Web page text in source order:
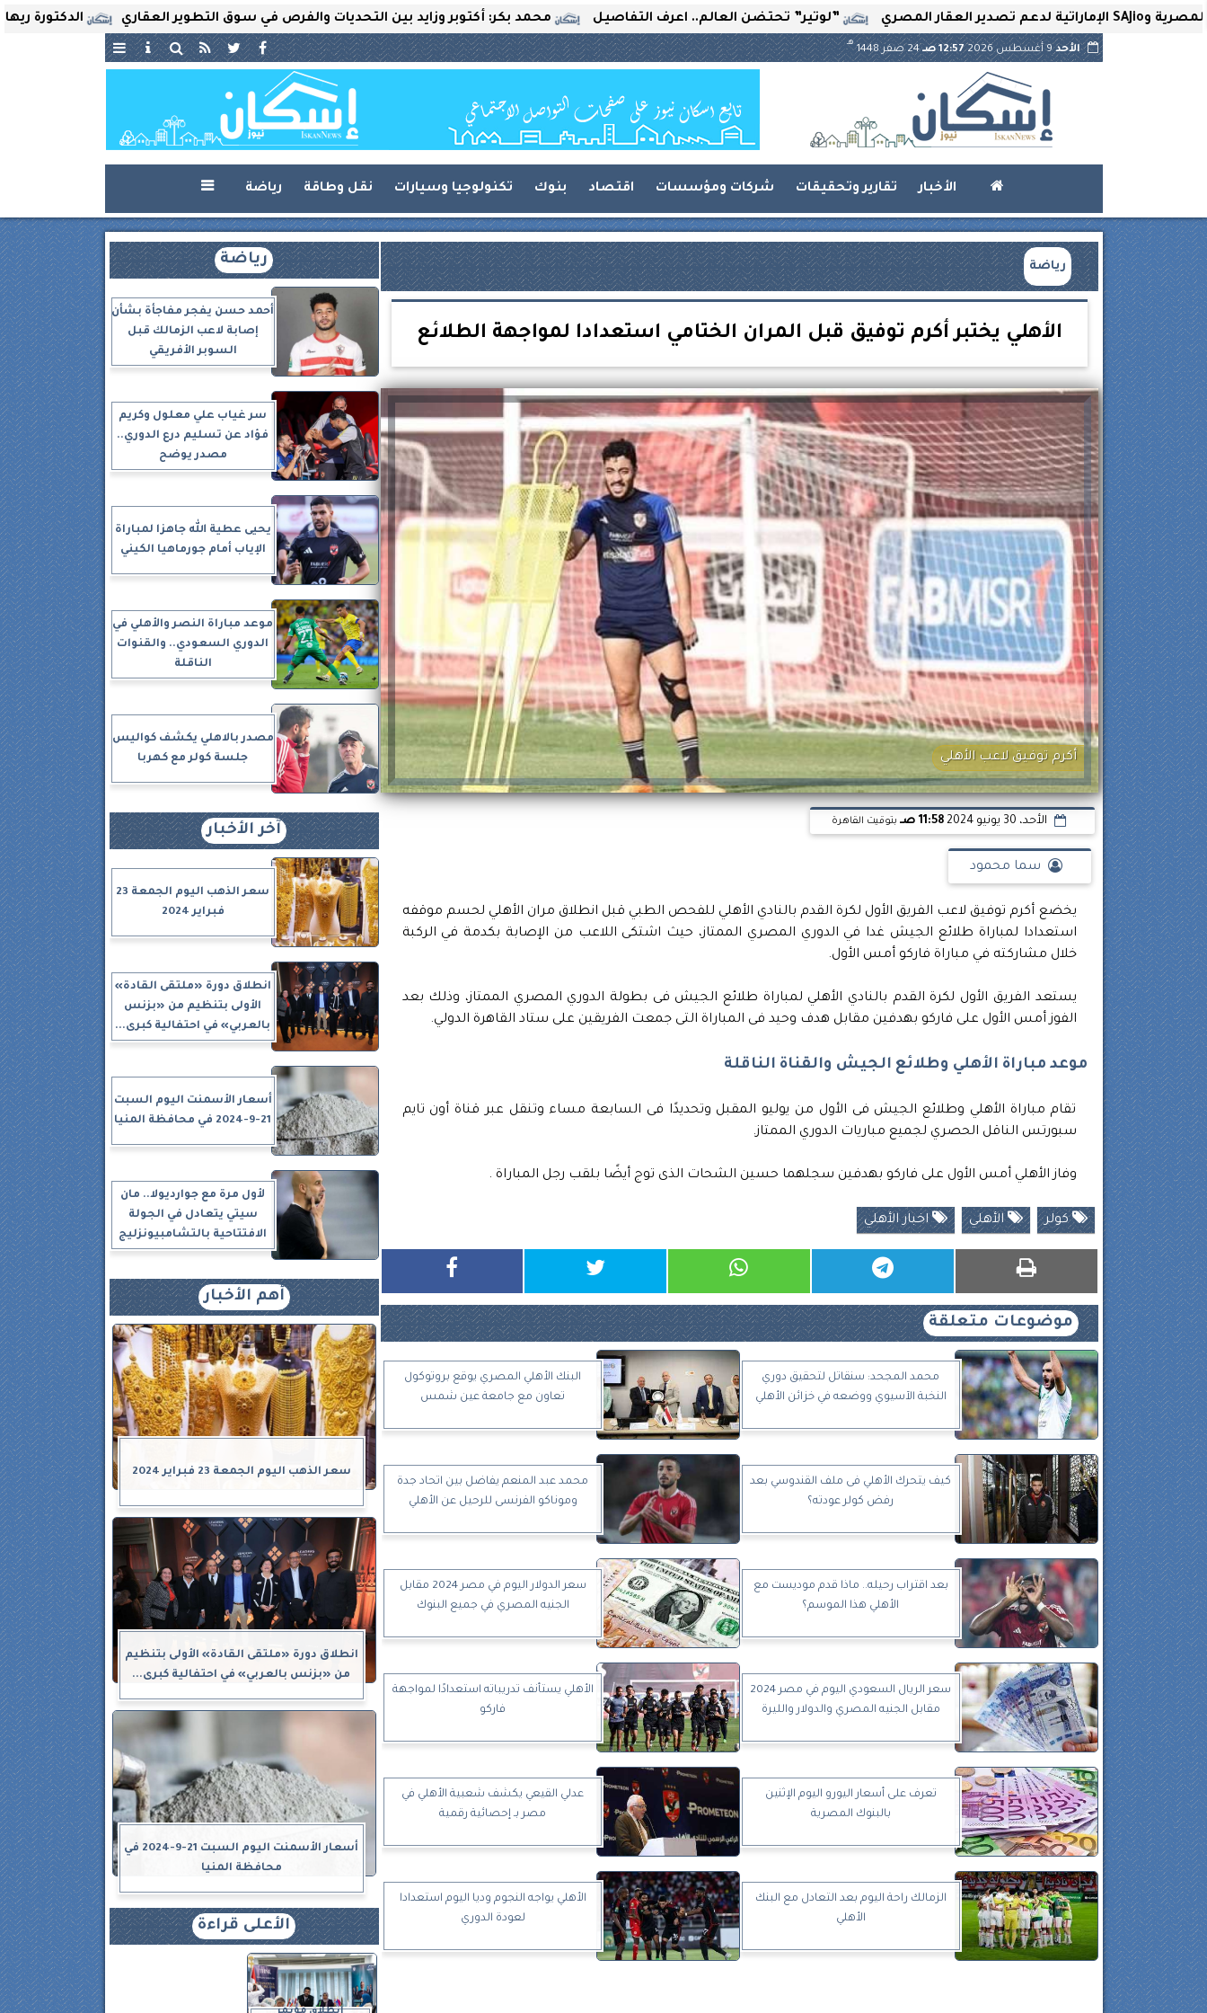
الدكتورة ريهام ثروت محمد بكر: أكتوبر وزايد بين التحديات والفرص في سوق التطوير العقاري ”لوتير” تحتضن العالم.. اعرف التفاصيل
الأحد9 أغسطس 2026 12:57 صـ 24 صفر 1448
هـ
الأخبار تقارير وتحقيقات شركات ومؤسسات اقتصاد بنوك تكنولوجيا وسيارات نقل وطاقة رياضة 
رياضة
الأهلي يختبر أكرم توفيق قبل المران الختامي استعدادا لمواجهة الطلائع
أكرم توفيق لاعب الأهلي
الأحد، 30 يونيو 2024 11:58 صـ بتوقيت القاهرة
سما محمود
يخضع أكرم توفيق لاعب الفريق الأول لكرة القدم بالنادي الأهلي للفحص الطبي قبل انطلاق مران الأهلي لحسم موقفه
استعدادا لمباراة طلائع الجيش غدا في الدوري المصري الممتاز، حيث اشتكى اللاعب من الإصابة بكدمة في الركبة
خلال مشاركته في مباراة فاركو أمس الأول.
يستعد الفريق الأول لكرة القدم بالنادي الأهلي لمباراة طلائع الجيش فى بطولة الدوري المصري الممتاز، وذلك بعد
الفوز أمس الأول على فاركو بهدفين مقابل هدف وحيد فى المباراة التى جمعت الفريقين على ستاد القاهرة الدولي.
موعد مباراة الأهلي وطلائع الجيش والقناة الناقلة
تقام مباراة الأهلي وطلائع الجيش فى الأول من يوليو المقبل وتحديدًا فى السابعة مساء وتنقل عبر قناة أون تايم
سبورتس الناقل الحصري لجميع مباريات الدوري الممتاز.
وفاز الأهلي أمس الأول على فاركو بهدفين سجلهما حسين الشحات الذى توج أيضًا بلقب رجل المباراة .
كولر الأهلي اخبار الأهلي
موضوعات متعلقة
محمد المجحد: سنقاتل لتحقيق دوري
النخبة الآسيوي ووضعه في خزائن الأهلي
البنك الأهلي المصري يوقع بروتوكول
تعاون مع جامعة عين شمس
كيف يتحرك الأهلي فى ملف القندوسي بعد
رفض كولر عودته؟
محمد عبد المنعم يفاضل بين اتحاد جدة
وموناكو الفرنسى للرحيل عن الأهلي
بعد اقتراب رحيله.. ماذا قدم موديست مع
الأهلي هذا الموسم؟
سعر الدولار اليوم في مصر 2024 مقابل
الجنيه المصري في جميع البنوك
سعر الريال السعودي اليوم في مصر 2024
مقابل الجنيه المصري والدولار والليرة
الأهلي يستأنف تدريباته استعدادًا لمواجهة
فاركو
تعرف على أسعار اليورو اليوم الإثنين
بالبنوك المصرية
عدلي القيعي يكشف شعبية الأهلي في
مصر بـ إحصائية رقمية
الزمالك راحة اليوم بعد التعادل مع البنك
الأهلي
الأهلي يواجه النجوم وديا اليوم استعدادا
لعودة الدوري
رياضة
أحمد حسن يفجر مفاجأة بشأن
إصابة لاعب الزمالك قبل
السوبر الأفريقي
سر غياب علي معلول وكريم
فؤاد عن تسليم درع الدوري..
مصدر يوضح
يحيى عطية الله جاهزا لمباراة
الإياب أمام جورماهيا الكيني
موعد مباراة النصر والأهلي في
الدوري السعودي.. والقنوات
الناقلة
مصدر بالاهلي يكشف كواليس
جلسة كولر مع كهربا
آخر الأخبار
سعر الذهب اليوم الجمعة 23
فبراير 2024
انطلاق دورة «ملتقى القادة»
الأولى بتنظيم من «بزنس
بالعربي» في احتفالية كبرى...
أسعار الأسمنت اليوم السبت
21-9-2024 في محافظة المنيا
لأول مرة مع جوارديولا.. مان
سيتي يتعادل في الجولة
الافتتاحية بالتشامبيونزليج
أهم الأخبار
سعر الذهب اليوم الجمعة 23 فبراير 2024
انطلاق دورة «ملتقى القادة» الأولى بتنظيم
من «بزنس بالعربي» في احتفالية كبرى...
أسعار الأسمنت اليوم السبت 21-9-2024 في
محافظة المنيا
الأعلى قراءة
انطلاق مؤتمر